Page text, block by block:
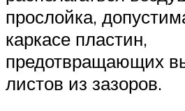
прослойка,
каркасе пластин,
предотвращающих
листов из зазоров.